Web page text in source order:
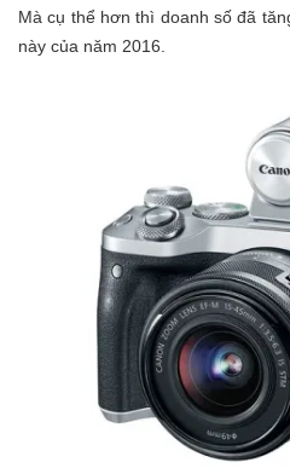
Mà cụ thể hơn thì doanh số đã
này của năm 2016.